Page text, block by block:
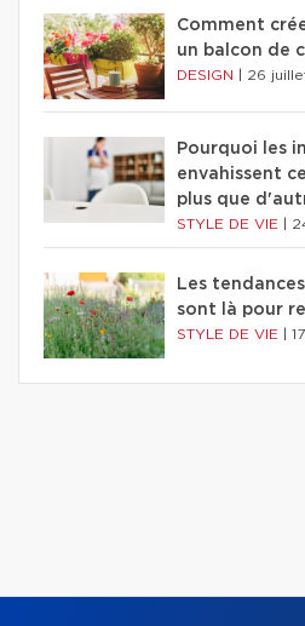
Comment
un balcon de
DESIGN 26
Pourquoi les
envahissent
plus que
STYLE DE VIE
Les
sont là pour
STYLE DE VIE